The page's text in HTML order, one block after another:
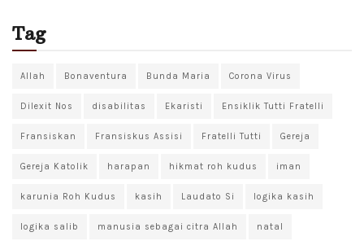
Tag
Allah Bonaventura Bunda Maria Corona Virus
Dilexit Nos disabilitas Ekaristi Ensiklik Tutti Fratelli
Fransiskan Fransiskus Assisi Fratelli Tutti Gereja
Gereja Katolik harapan hikmat roh kudus iman
karunia Roh Kudus kasih Laudato Si logika kasih
logika salib manusia sebagai citra Allah natal